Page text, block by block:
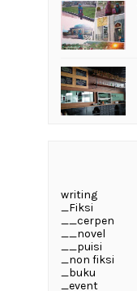
writing
_Fiksi
__cerpen
__novel
__puisi
_non fiksi
_buku
_event